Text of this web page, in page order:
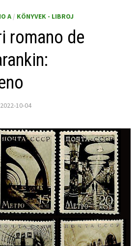
A/ KÖNYVEK - LIBROJ
romano de
2022-10-04